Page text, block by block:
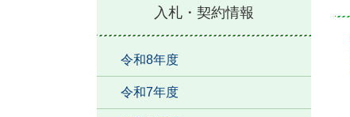
入札・契約情報
令和8年度
令和7年度